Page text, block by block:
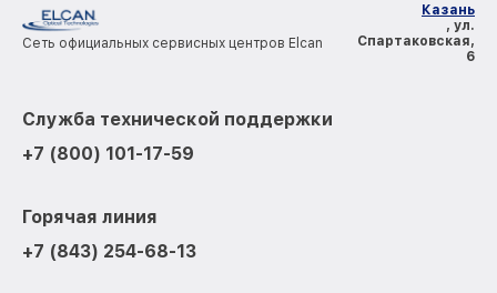
Сеть официальных сервисных центров Elcan
Казань
, ул.
Спартаковская,
6
Служба технической поддержки
+7 (800) 101-17-59
Горячая линия
+7 (843) 254-68-13